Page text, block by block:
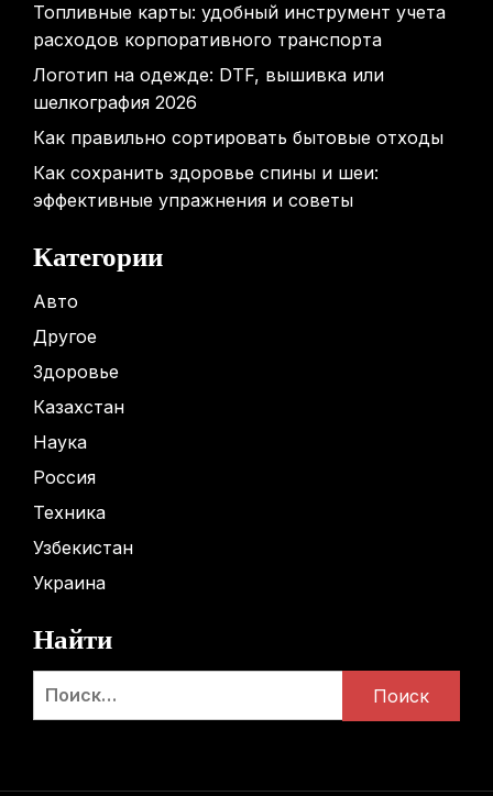
Топливные карты: удобный инструмент учета
расходов корпоративного транспорта
Логотип на одежде: DTF, вышивка или
шелкография 2026
Как правильно сортировать бытовые отходы
Как сохранить здоровье спины и шеи:
эффективные упражнения и советы
Категории
Авто
Другое
Здоровье
Казахстан
Наука
Россия
Техника
Узбекистан
Украина
Найти
Найти: